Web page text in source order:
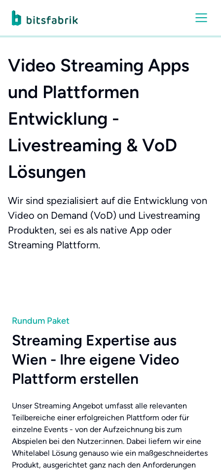
Video Streaming Apps
und Plattformen
Entwicklung -
Livestreaming & VoD
Lösungen
Wir sind spezialisiert auf die Entwicklung von
Video on Demand (VoD) und Livestreaming
Produkten, sei es als native App oder
Streaming Plattform.
Rundum Paket
Streaming Expertise aus
Wien - Ihre eigene Video
Plattform erstellen
Unser Streaming Angebot umfasst alle relevanten
Teilbereiche einer erfolgreichen Plattform oder für
einzelne Events - von der Aufzeichnung bis zum
Abspielen bei den Nutzer:innen. Dabei liefern wir eine
Whitelabel Lösung genauso wie ein maßgeschneidertes
Produkt, ausgerichtet ganz nach den Anforderungen